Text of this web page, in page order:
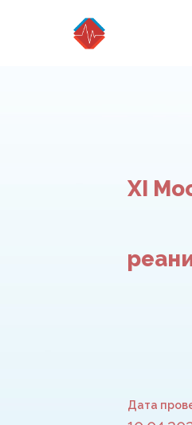
XI
Дата